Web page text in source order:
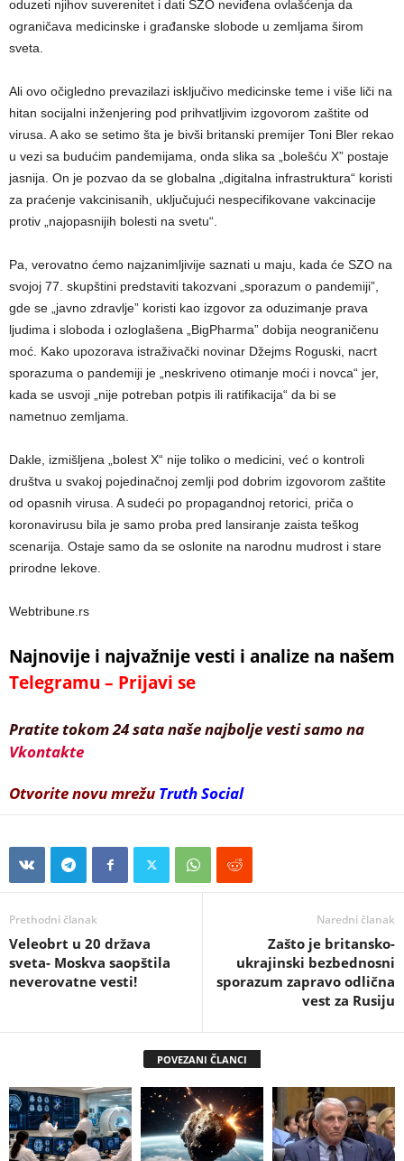
oduzeti njihov suverenitet i dati SZO neviđena ovlašćenja da
ograničava medicinske i građanske slobode u zemljama širom
sveta.
Ali ovo očigledno prevazilazi isključivo medicinske teme i više liči na
hitan socijalni inženjering pod prihvatljivim izgovorom zaštite od
virusa. A ako se setimo šta je bivši britanski premijer Toni Bler rekao
u vezi sa budućim pandemijama, onda slika sa „bolešću X” postaje
jasnija. On je pozvao da se globalna „digitalna infrastruktura“ koristi
za praćenje vakcinisanih, uključujući nespecifikovane vakcinacije
protiv „najopasnijih bolesti na svetu“.
Pa, verovatno ćemo najzanimljivije saznati u maju, kada će SZO na
svojoj 77. skupštini predstaviti takozvani „sporazum o pandemiji”,
gde se „javno zdravlje” koristi kao izgovor za oduzimanje prava
ljudima i sloboda i ozloglašena „BigPharma” dobija neograničenu
moć. Kako upozorava istraživački novinar Džejms Roguski, nacrt
sporazuma o pandemiji je „neskriveno otimanje moći i novca“ jer,
kada se usvoji „nije potreban potpis ili ratifikacija“ da bi se
nametnuo zemljama.
Dakle, izmišljena „bolest X“ nije toliko o medicini, već o kontroli
društva u svakoj pojedinačnoj zemlji pod dobrim izgovorom zaštite
od opasnih virusa. A sudeći po propagandnoj retorici, priča o
koronavirusu bila je samo proba pred lansiranje zaista teškog
scenarija. Ostaje samo da se oslonite na narodnu mudrost i stare
prirodne lekove.
Webtribune.rs
Najnovije i najvažnije vesti i analize na našem
Telegramu – Prijavi se
Pratite tokom 24 sata naše najbolje vesti samo na
Vkontakte
Otvorite novu mrežu Truth Social
Prethodni članak
Veleobrt u 20 država
sveta- Moskva saopštila
neverovatne vesti!
Naredni članak
Zašto je britansko-
ukrajinski bezbednosni
sporazum zapravo odlična
vest za Rusiju
POVEZANI ČLANCI